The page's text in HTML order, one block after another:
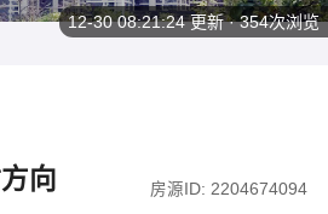
向 房源ID: 2204674094
12-30 08:21:24更新 · 354次浏览